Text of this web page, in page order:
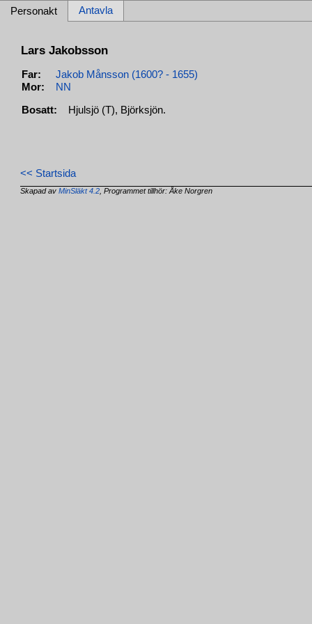
Personakt Antavla
Lars Jakobsson
Far:
Jakob Månsson (1600? - 1655)
Mor:
NN
Bosatt: Hjulsjö (T), Björksjön.
<< Startsida
Skapad avMinSläkt 4.2 , Programmet tillhör: Åke Norgren